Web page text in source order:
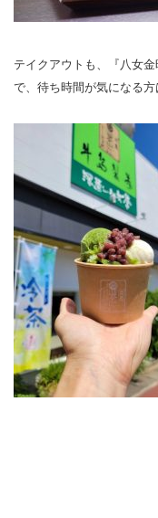
テイクアウトも、『八女
で、待ち時間が気になる方